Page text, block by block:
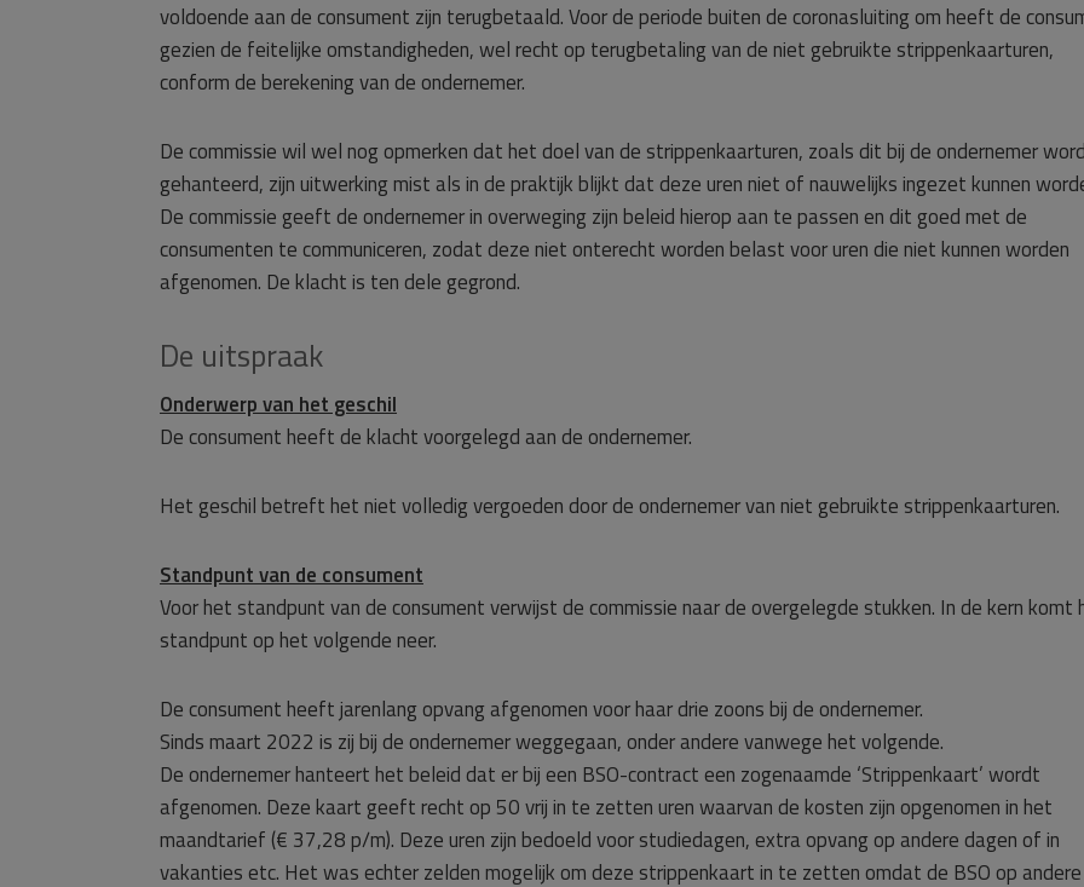
voldoende aan de consument zijn terugbetaald. Voor de periode buiten de coronasluiting om heeft de
gezien de feitelijke omstandigheden, wel recht op terugbetaling van de niet gebruikte strippenkaarturen,
conform de berekening van de ondernemer.
De commissie wil wel nog opmerken dat het doel van de strippenkaarturen, zoals dit bij de ondernemer
gehanteerd, zijn uitwerking mist als in de praktijk blijkt dat deze uren niet of nauwelijks ingezet kunnen
De commissie geeft de ondernemer in overweging zijn beleid hierop aan te passen en dit goed met de
consumenten te communiceren, zodat deze niet onterecht worden belast voor uren die niet kunnen worden
afgenomen. De klacht is ten dele gegrond.
De uitspraak
Onderwerp van het geschil
De consument heeft de klacht voorgelegd aan de ondernemer.
Het geschil betreft het niet volledig vergoeden door de ondernemer van niet gebruikte strippenkaarturen.
Standpunt van de consument
Voor het standpunt van de consument verwijst de commissie naar de overgelegde stukken. In de kern komt
standpunt op het volgende neer.
De consument heeft jarenlang opvang afgenomen voor haar drie zoons bij de ondernemer.
Sinds maart 2022 is zij bij de ondernemer weggegaan, onder andere vanwege het volgende.
De ondernemer hanteert het beleid dat er bij een BSO-contract een zogenaamde ‘Strippenkaart’ wordt
afgenomen. Deze kaart geeft recht op 50 vrij in te zetten uren waarvan de kosten zijn opgenomen in het
maandtarief (€ 37,28 p/m). Deze uren zijn bedoeld voor studiedagen, extra opvang op andere dagen of in
vakanties etc. Het was echter zelden mogelijk om deze strippenkaart in te zetten omdat de BSO op andere